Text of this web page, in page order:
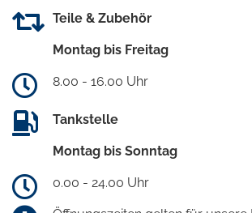
Teile & Zubehör
Montag bis Freitag
8.00 - 16.00 Uhr
Tankstelle
Montag bis Sonntag
0.00 - 24.00 Uhr